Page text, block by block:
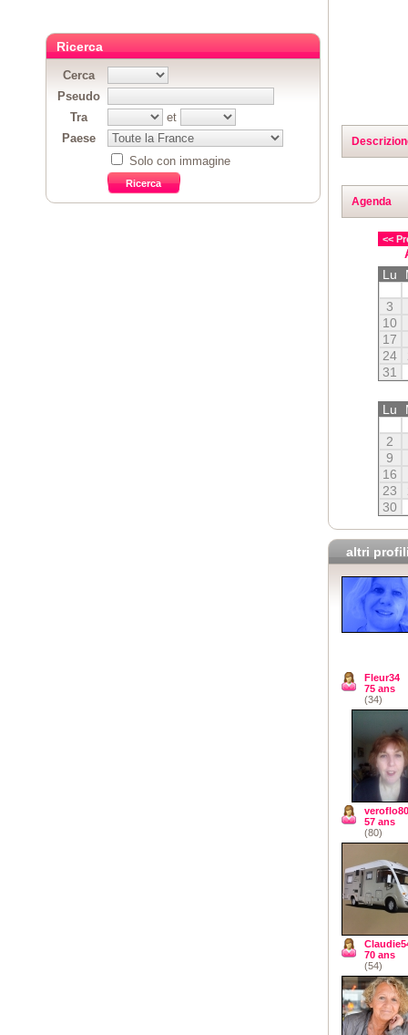
Agenda
<<
Lu
3
10
17
24
31
Lu
2
9
16
23
30
altri
Fleur34
75 ans
(34)
veroflo80
57 ans
(80)
70 ans
(54)
Ricerca
Cerca
Pseudo
Tra
et
Paese
Solo con immagine